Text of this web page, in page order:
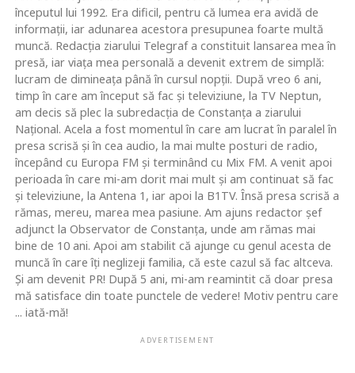
începutul lui 1992. Era dificil, pentru că lumea era avidă de
informaţii, iar adunarea acestora presupunea foarte multă
muncă. Redacţia ziarului Telegraf a constituit lansarea mea în
presă, iar viaţa mea personală a devenit extrem de simplă:
lucram de dimineaţa până în cursul nopţii. După vreo 6 ani,
timp în care am început să fac şi televiziune, la TV Neptun,
am decis să plec la subredacţia de Constanţa a ziarului
Naţional. Acela a fost momentul în care am lucrat în paralel în
presa scrisă şi în cea audio, la mai multe posturi de radio,
începând cu Europa FM şi terminând cu Mix FM. A venit apoi
perioada în care mi-am dorit mai mult şi am continuat să fac
şi televiziune, la Antena 1, iar apoi la B1TV. Însă presa scrisă a
rămas, mereu, marea mea pasiune. Am ajuns redactor şef
adjunct la Observator de Constanţa, unde am rămas mai
bine de 10 ani. Apoi am stabilit că ajunge cu genul acesta de
muncă în care îţi neglizeji familia, că este cazul să fac altceva.
Şi am devenit PR! După 5 ani, mi-am reamintit că doar presa
mă satisface din toate punctele de vedere! Motiv pentru care
... iată-mă!
ADVERTISEMENT